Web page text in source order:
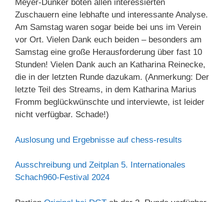
Meyer-Dunker boten allen interessierten
Zuschauern eine lebhafte und interessante Analyse.
Am Samstag waren sogar beide bei uns im Verein
vor Ort. Vielen Dank euch beiden – besonders am
Samstag eine große Herausforderung über fast 10
Stunden! Vielen Dank auch an Katharina Reinecke,
die in der letzten Runde dazukam. (Anmerkung: Der
letzte Teil des Streams, in dem Katharina Marius
Fromm beglückwünschte und interviewte, ist leider
nicht verfügbar. Schade!)
Auslosung und Ergebnisse auf chess-results
Ausschreibung und Zeitplan 5. Internationales
Schach960-Festival 2024